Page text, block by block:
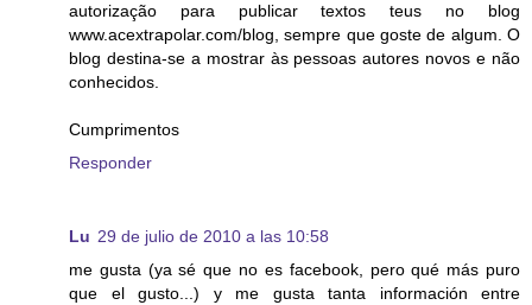
autorização para publicar textos teus no blog
www.acextrapolar.com/blog, sempre que goste de algum. O
blog destina-se a mostrar às pessoas autores novos e não
conhecidos.
Cumprimentos
Responder
Lu 29 de julio de 2010 a las 10:58
me gusta (ya sé que no es facebook, pero qué más puro
que el gusto...) y me gusta tanta información entre